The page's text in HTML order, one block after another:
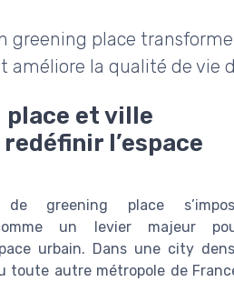
greening place
améliore la qualité de vie
place et ville
l’espace
greening place
un levier majeur
urbain. Dans une city
toute autre métropole de